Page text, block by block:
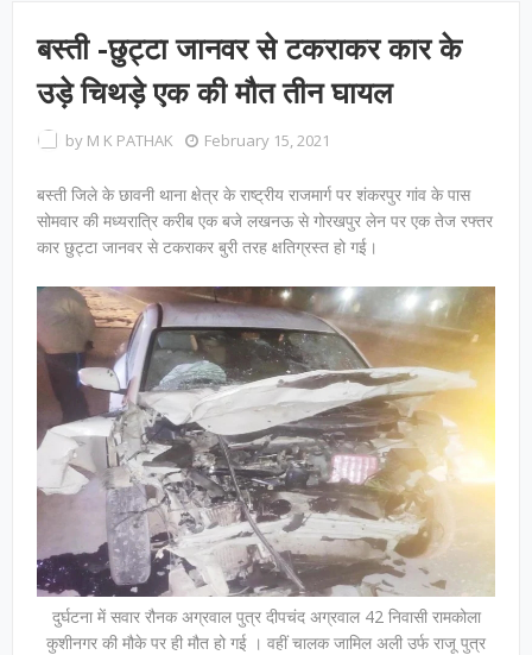
बस्ती -छुट्टा जानवर से टकराकर कार के
उड़े चिथड़े एक की मौत तीन घायल
by M K PATHAK February 15, 2021
बस्ती जिले के छावनी थाना क्षेत्र के राष्ट्रीय राजमार्ग पर शंकरपुर गांव के पास
सोमवार की मध्यरात्रि करीब एक बजे लखनऊ से गोरखपुर लेन पर एक तेज रफ्तर
कार छुट्टा जानवर से टकराकर बुरी तरह क्षतिग्रस्त हो गई।
दुर्घटना में सवार रौनक अग्रवाल पुत्र दीपचंद अग्रवाल 42 निवासी रामकोला
कुशीनगर की मौके पर ही मौत हो गई । वहीं चालक जामिल अली उर्फ राजू पुत्र